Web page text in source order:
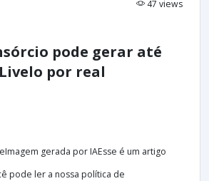
47 views
pode gerar até
por real
gerada por IAEsse é um artigo
pode ler a nossa política de